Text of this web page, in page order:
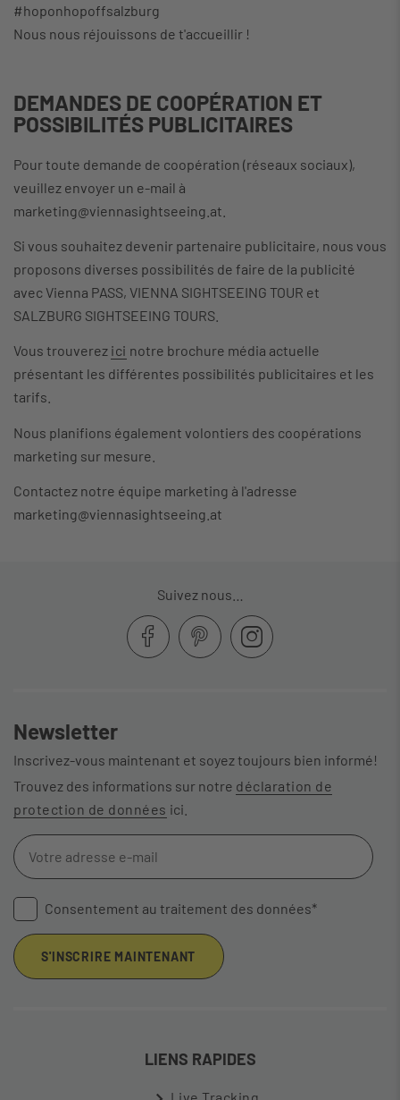
#hoponhopoffsalzburg
Nous nous réjouissons de t'accueillir !
DEMANDES DE COOPÉRATION ET
POSSIBILITÉS PUBLICITAIRES
Pour toute demande de coopération (réseaux sociaux),
veuillez envoyer un e-mail à
marketing@viennasightseeing.at.
Si vous souhaitez devenir partenaire publicitaire, nous vous
proposons diverses possibilités de faire de la publicité
avec Vienna PASS, VIENNA SIGHTSEEING TOUR et
SALZBURG SIGHTSEEING TOURS.
Vous trouverez ici notre brochure média actuelle
présentant les différentes possibilités publicitaires et les
tarifs.
Nous planifions également volontiers des coopérations
marketing sur mesure.
Contactez notre équipe marketing à l'adresse
marketing@viennasightseeing.at
Suivez nous…
Newsletter
Inscrivez-vous maintenant et soyez toujours bien informé!
Trouvez des informations sur notre déclaration de
protection de données ici.
Consentement au traitement des données*
S'INSCRIRE MAINTENANT
LIENS RAPIDES